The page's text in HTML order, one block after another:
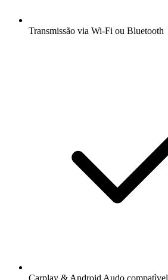
Transmissão via Wi-Fi ou Bluetooth
Carplay & Android Audo compatìvel